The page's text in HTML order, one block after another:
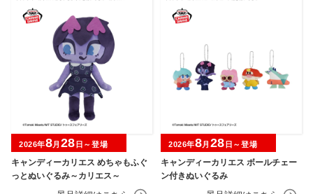
キャンディーカリエス めちゃもふぐ
っとぬいぐるみ～カリエス～
2026年8月 28 日～登場
キャンディーカリエス ボールチェー
ン付きぬいぐるみ
2026年8月 28 日～登場